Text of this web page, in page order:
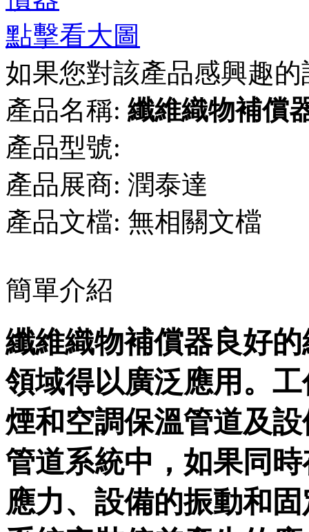
點擊看大圖
如果您對該產品感興趣的
產品名稱: 纖維織物補償
產品型號:
產品展商: 潤泰達
產品文檔: 無相關文檔
簡單介紹
纖維織物補償器良好
領域得以廣泛應用。
煙和空調保溫管道及設
管道系統中，如果同
應力、設備的振動和